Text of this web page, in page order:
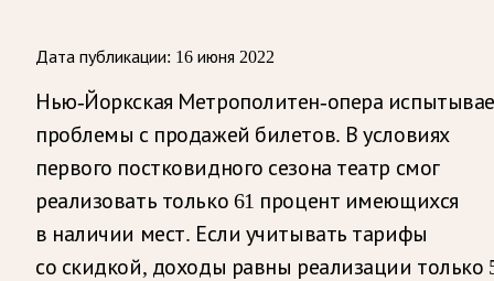
Дата публикации: 16 июня 2022
Нью-Йоркская Метрополитен-опера
проблемы с продажей билетов. В условиях
первого постковидного сезона театр смог
реализовать только 61 процент имеющихся
в наличии мест. Если учитывать тарифы
со скидкой, доходы равны реализации только